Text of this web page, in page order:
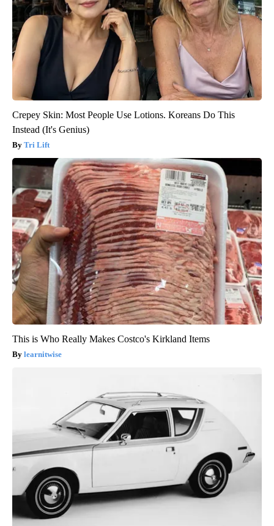
Crepey Skin: Most People Use Lotions. Koreans Do This
Instead (It's Genius)
Tri Lift
This is Who Really Makes Costco's Kirkland Items
learnitwise